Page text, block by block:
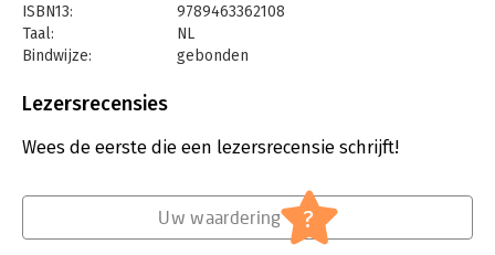
herdrukt. In trefzeker, stijlvast en humoristisch proza neemt
De Bie de lezer mee in het hoofd van Meneer Foppe, die
daardoor niet alleen de zonderling blijft zoals de mensen hem
satiricus en programmamaker, maar als schrijver verdient hij
verhalen, boeken, mono- en dialogen, interviews, sketches en
nieuwsberichten bewijzen zijn veelzijdigheid. Als schrijver
pionierde hij ook op internet, op Bieslog, waarvoor hem door
ISBN13:
9789463362108
Taal:
NL
Bindwijze:
gebonden
Druk:
Lezersrecensies
Wees de eerste die een lezersrecensie schrijft!
Uw waardering ?